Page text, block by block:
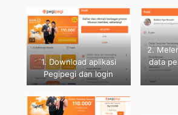
1. Download aplikasi
Pegipegi dan login
2.
data